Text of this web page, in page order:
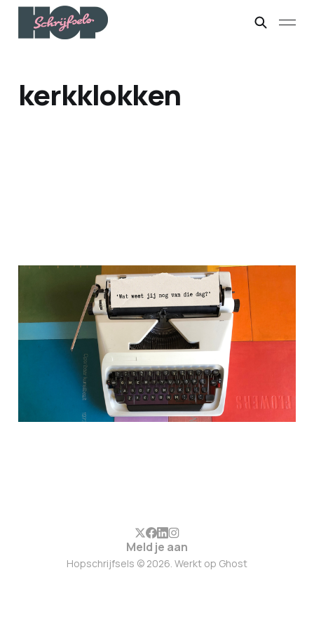
kerkklokken
Dierbare spruiten (3)
29 sep. 2025 6 min leestijd Betaald
Meld je aan
Hopschrijfsels © 2026. Werkt op Ghost